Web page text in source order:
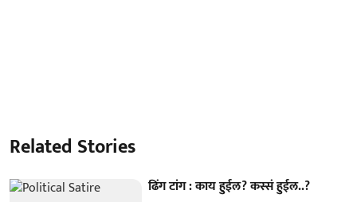
Related Stories
ढिंग टांग : काय हुईल? कस्सं हुईल..?